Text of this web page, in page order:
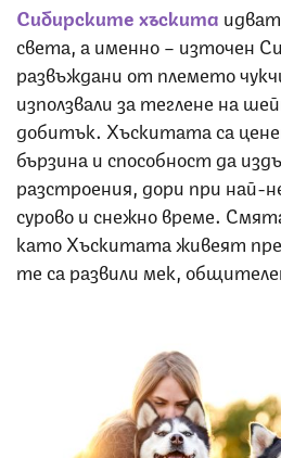
Сибирските хъскита
света, а именно – източен
развъждани от племето
използвали за теглене на
добитък. Хъскитата са
бързина и способност да
разстроения, дори при най-
сурово и снежно време.
като Хъскитата живеят
те са развили мек,